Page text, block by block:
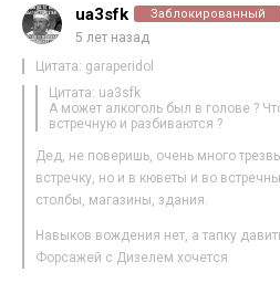
ua3sfk Заблокированный
5 лет назад
Цитата: garaperidol
Цитата: ua3sfk
А может алкоголь был в голове ?
встречную и разбиваются ?
Дед, не поверишь, очень много
встречку, но и в кюветы и во
столбы, магазины, здания.
Навыков вождения нет, а тапку
Форсажей с Дизелем хочется